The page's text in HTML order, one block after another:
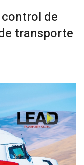
de
transporte